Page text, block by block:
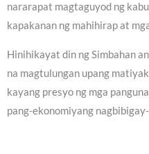
nararapat magtaguyod ng
kapakanan ng mahihirap at
Hinihikayat din ng Simbahan
na magtulungan upang
kayang presyo ng mga
pang-ekonomiyang